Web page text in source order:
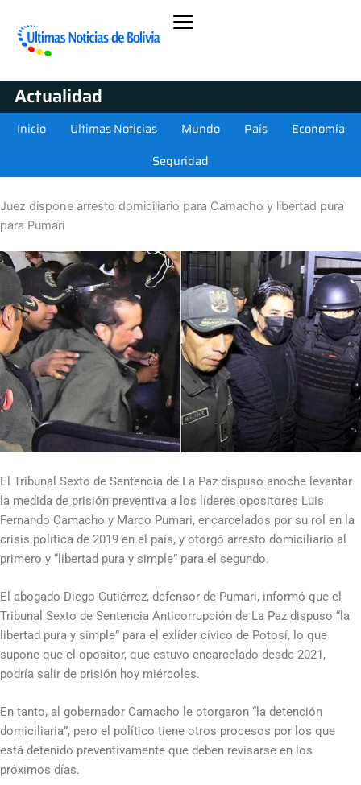
Actualidad
Inicio Ultimas Noticias Mundo País
Economía
Seguridad
Juez dispone arresto domiciliario para Camacho y libertad pura
para Pumari
El Tribunal Sexto de Sentencia de La Paz dispuso anoche levantar
la medida de prisión preventiva a los líderes opositores Luis
Fernando Camacho y Marco Pumari, encarcelados por su rol en la
crisis política de 2019 en el país, y otorgó arresto domiciliario al
primero y “libertad pura y simple” para el segundo.
El abogado Diego Gutiérrez, defensor de Pumari, informó que el
Tribunal Sexto de Sentencia Anticorrupción de La Paz dispuso “la
libertad pura y simple” para el exlíder cívico de Potosí, lo que
supone que el opositor, que estuvo encarcelado desde 2021,
podría salir de prisión hoy miércoles.
En tanto, al gobernador Camacho le otorgaron “la detención
domiciliaria”, pero el político tiene otros procesos por los que
está detenido preventivamente que deben revisarse en los
próximos días.